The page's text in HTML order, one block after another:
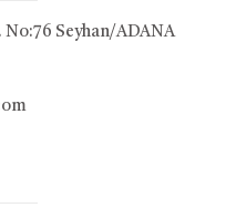
No:76 Seyhan/ADANA